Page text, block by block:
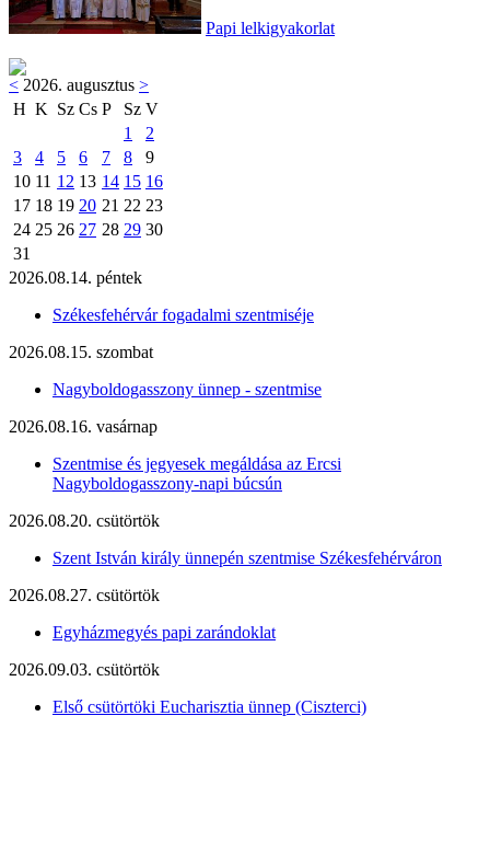
Papi lelkigyakorlat
< 2026. augusztus >
H K Sz Cs P Sz V
1
2
3
4 5 6 7 8
9
10 11 12 13 14 15 16
17 18 19 20 21 22 23
24 25 26 27 28 29 30
31
2026.08.14. péntek
Székesfehérvár fogadalmi szentmiséje
2026.08.15. szombat
Nagyboldogasszony ünnep - szentmise
2026.08.16. vasárnap
Szentmise és jegyesek megáldása az Ercsi
Nagyboldogasszony-napi búcsún
2026.08.20. csütörtök
Szent István király ünnepén szentmise Székesfehérváron
2026.08.27. csütörtök
Egyházmegyés papi zarándoklat
2026.09.03. csütörtök
Első csütörtöki Eucharisztia ünnep (Ciszterci)